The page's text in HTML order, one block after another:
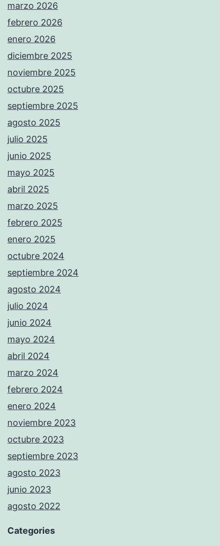
marzo 2026
febrero 2026
enero 2026
diciembre 2025
noviembre 2025
octubre 2025
septiembre 2025
agosto 2025
julio 2025
junio 2025
mayo 2025
abril 2025
marzo 2025
febrero 2025
enero 2025
octubre 2024
septiembre 2024
agosto 2024
julio 2024
junio 2024
mayo 2024
abril 2024
marzo 2024
febrero 2024
enero 2024
noviembre 2023
octubre 2023
septiembre 2023
agosto 2023
junio 2023
agosto 2022
Categories